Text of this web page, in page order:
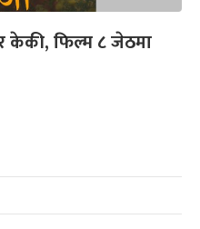
र केकी, फिल्म ८ जेठमा